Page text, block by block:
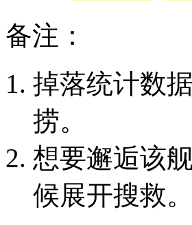
备注：
掉落统计数
捞。
想要邂逅该
候展开搜救。